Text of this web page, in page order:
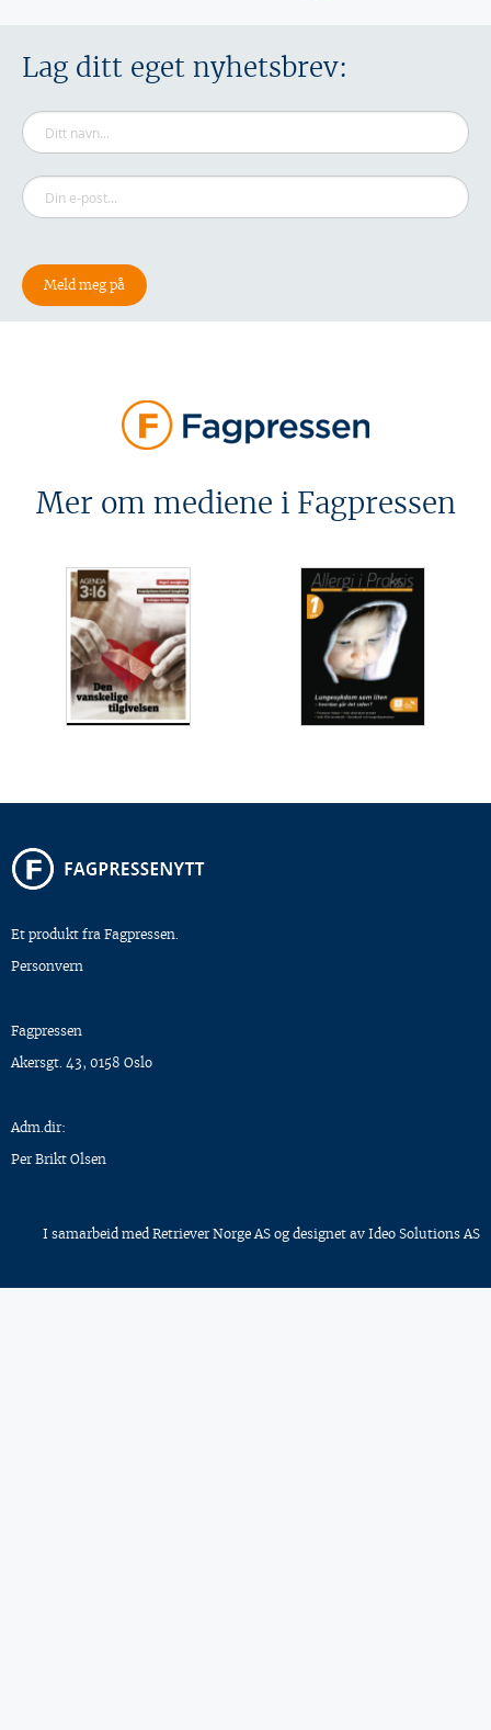
Lag ditt eget nyhetsbrev:
Mer om mediene i Fagpressen
Et produkt fra Fagpressen.
Personvern
Fagpressen
Akersgt. 43, 0158 Oslo
Adm.dir:
Per Brikt Olsen
I samarbeid med Retriever Norge AS og designet av Ideo Solutions AS